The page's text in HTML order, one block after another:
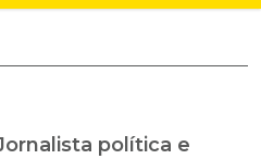
política e